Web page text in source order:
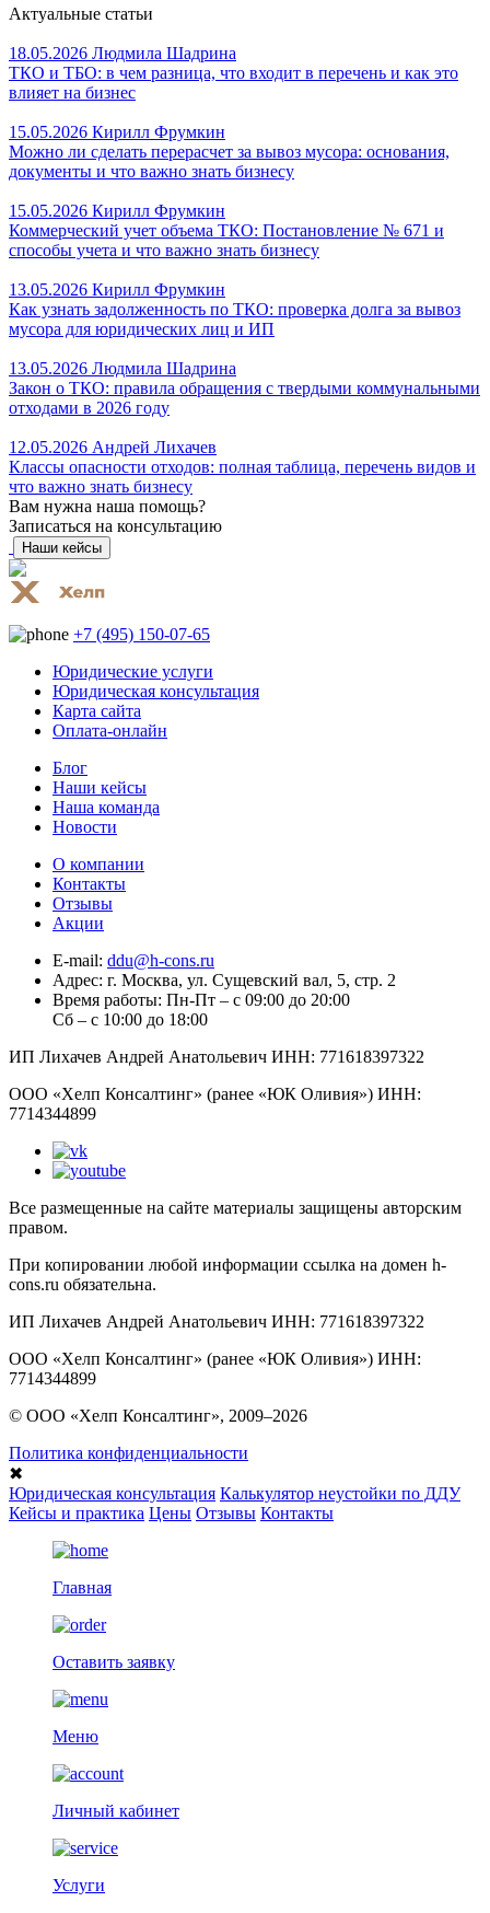
Актуальные статьи
18.05.2026 Людмила Шадрина
ТКО и ТБО: в чем разница, что входит в перечень и как это
влияет на бизнес
15.05.2026 Кирилл Фрумкин
Можно ли сделать перерасчет за вывоз мусора: основания,
документы и что важно знать бизнесу
15.05.2026 Кирилл Фрумкин
Коммерческий учет объема ТКО: Постановление № 671 и
способы учета и что важно знать бизнесу
13.05.2026 Кирилл Фрумкин
Как узнать задолженность по ТКО: проверка долга за вывоз
мусора для юридических лиц и ИП
13.05.2026 Людмила Шадрина
Закон о ТКО: правила обращения с твердыми коммунальными
отходами в 2026 году
12.05.2026 Андрей Лихачев
Классы опасности отходов: полная таблица, перечень видов и
что важно знать бизнесу
Вам нужна наша помощь?
Записаться на консультацию
Наши кейсы
+7 (495) 150-07-65
Юридические услуги
Юридическая консультация
Карта сайта
Оплата-онлайн
Блог
Наши кейсы
Наша команда
Новости
О компании
Контакты
Отзывы
Акции
E-mail: ddu@h-cons.ru
Адрес: г. Москва, ул. Сущевский вал, 5, стр. 2
Время работы: Пн-Пт – с 09:00 до 20:00
Сб – с 10:00 до 18:00
ИП Лихачев Андрей Анатольевич ИНН: 771618397322
ООО «Хелп Консалтинг» (ранее «ЮК Оливия») ИНН:
7714344899
Все размещенные на сайте материалы защищены авторским
правом.
При копировании любой информации ссылка на домен h-
cons.ru обязательна.
ИП Лихачев Андрей Анатольевич ИНН: 771618397322
ООО «Хелп Консалтинг» (ранее «ЮК Оливия») ИНН:
7714344899
© ООО «Хелп Консалтинг», 2009–2026
Политика конфиденциальности
✖
Юридическая консультация Калькулятор неустойки по ДДУ
Кейсы и практика Цены Отзывы Контакты
Главная
Оставить заявку
Меню
Личный кабинет
Услуги